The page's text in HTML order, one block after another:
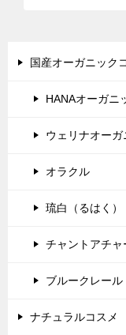
シ
国産オーガニック
HANAオーガニ
ウェリナオーガ
オラクル
琉白（るはく）
チャントアチャ
ブルークレール
ナチュラルコスメ